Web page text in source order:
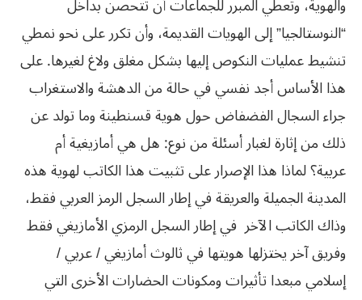
“النوستالجيا”إلىالهوياتالقديمة، وأنتكررعلىنحونمطي
تنشيطعملياتالنكوصإليهابشكلمغلقولاغلغيرها.على
هذاالأساسأجدنفسيفيحالةمنالدهشةوالاستغراب
جراءالسجالالفضفاضحولهويةقسنطينةوماتولدعن
ذلكمنإثارةلغبارأسئلةمننوع:هلهيأمازيغيةأم
عربية؟لماذاهذاالإصرارعلىتثبيتهذاالكاتبلهويةهذه
المدينةالجميلةوالعريقةفيإطارالسجلالرمزالعربيفقط،
وذاكالكاتبالآخر فيإطارالسجلالرمزيالأمازيغيفقط
وفريقآخريختزلهاهويتهافيثالوثأمازيغي/عربي/
إسلاميمبعداتأثيراتومكوناتالحضاراتالأخرىالتي